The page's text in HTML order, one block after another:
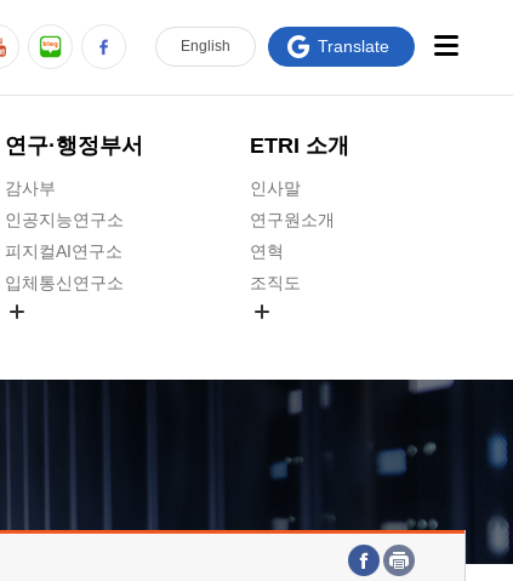
연구·행정부서
감사부
인공지능연구소
피지컬AI연구소
입체통신연구소
호남권연구본부
ETRI 소개
인사말
연구원소개
연혁
조직도
연구원 고객헌장
주요업무연락처
English Translate